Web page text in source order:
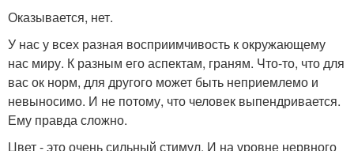
Оказывается, нет.
У нас у всех разная восприимчивость к окружающему
нас миру. К разным его аспектам, граням. Что-то, что для
вас ок норм, для другого может быть неприемлемо и
невыносимо. И не потому, что человек выпендривается.
Ему правда сложно.
Цвет - это очень сильный стимул. И на уровне нервного